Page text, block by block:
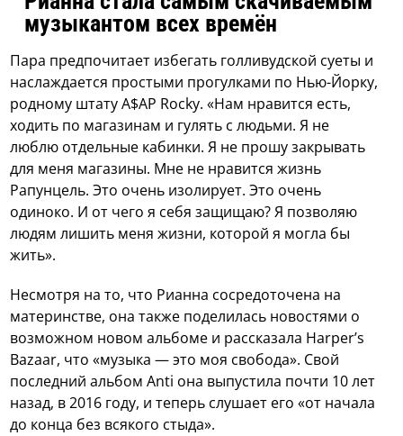
музыкантом всех времён
Пара предпочитает избегать голливудской суеты и
наслаждается простыми прогулками по Нью-Йорку,
родному штату A$AP Rocky. «Нам нравится есть,
ходить по магазинам и гулять с людьми. Я не
люблю отдельные кабинки. Я не прошу закрывать
для меня магазины. Мне не нравится жизнь
Рапунцель. Это очень изолирует. Это очень
одиноко. И от чего я себя защищаю? Я позволяю
людям лишить меня жизни, которой я могла бы
жить».
Несмотря на то, что Рианна сосредоточена на
материнстве, она также поделилась новостями о
возможном новом альбоме и рассказала Harper’s
Bazaar, что «музыка — это моя свобода». Свой
последний альбом Anti она выпустила почти 10 лет
назад, в 2016 году, и теперь слушает его «от начала
до конца без всякого стыда».